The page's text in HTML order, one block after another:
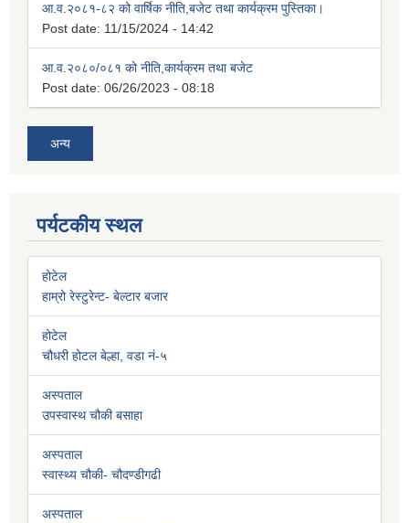
आ.व.२०८१-८२ को वार्षिक नीति,बजेट तथा कार्यक्रम पुस्तिका।
Post date: 11/15/2024 - 14:42
आ.व.२०८०/०८१ को नीति,कार्यक्रम तथा बजेट
Post date: 06/26/2023 - 08:18
अन्य
पर्यटकीय स्थल
होटेल
हाम्रो रेस्टुरेन्ट- बेल्टार बजार
होटेल
चौधरी होटल बेल्हा, वडा नं-५
अस्पताल
उपस्वास्थ चौकी बसाहा
अस्पताल
स्वास्थ्य चौकी- चौदण्डीगढी
अस्पताल